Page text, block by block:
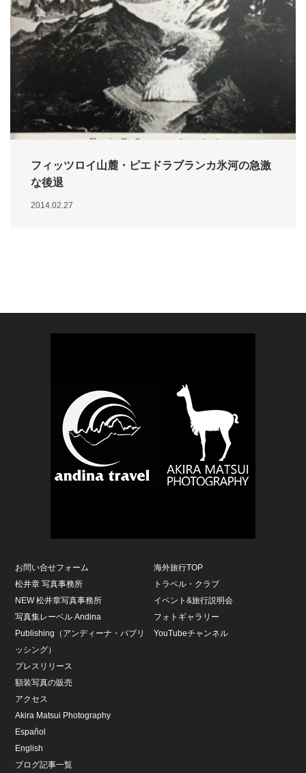
フィッツロイ山麓・ピエドラブランカ氷河の急激
な後退
2014.02.27
お問い合せフォーム
松井章 写真事務所
NEW 松井章写真事務所
写真集レーベル Andina
Publishing（アンディーナ・パブリ
ッシング）
プレスリリース
額装写真の販売
アクセス
Akira Matsui Photography
Español
English
ブログ記事一覧
海外旅行TOP
トラベル・クラブ
イベント&旅行説明会
フォトギャラリー
YouTubeチャンネル